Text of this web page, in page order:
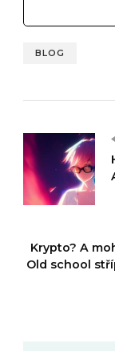
BLOG
Krypto? A
Old school